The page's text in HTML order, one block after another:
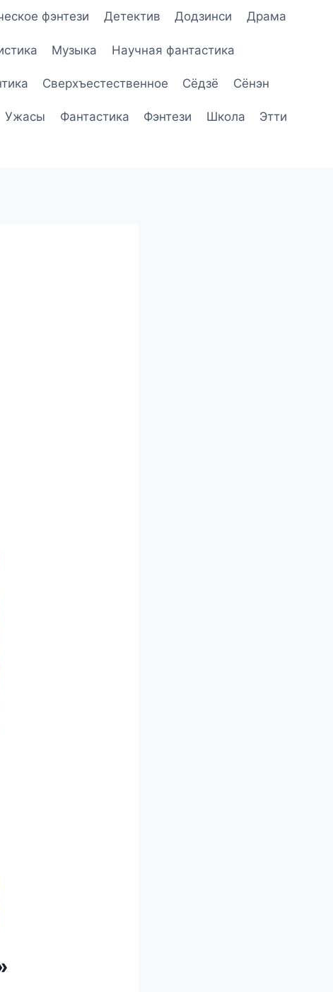
фэнтези Детектив Додзинси Драма
Музыка Научная фантастика
Сверхъестественное Сёдзё Сёнэн
Ужасы Фантастика Фэнтези Школа Этти